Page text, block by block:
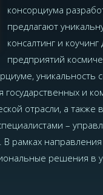
консорциума
предлагают
консалтинг и коучинг
предприятий
уникальность
государственных и
отрасли, а также
–
В рамках
решения в